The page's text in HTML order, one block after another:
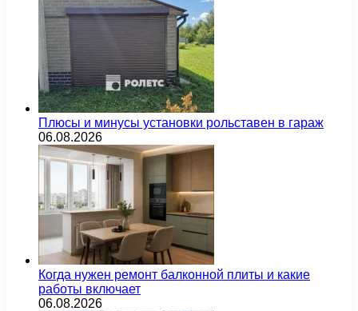
Плюсы и минусы установки рольставен в гараж
06.08.2026
Когда нужен ремонт балконной плиты и какие
работы включает
06.08.2026